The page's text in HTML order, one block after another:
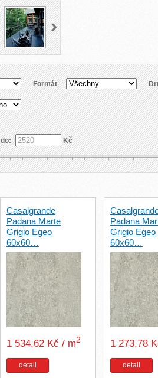
Formát
do: Kč
Casalgrande
Padana Marte
Grigio Egeo
60x60…
1 534,62 Kč / m2
detail
Padana
Grigio Egeo
60x60…
1 273,78
detail